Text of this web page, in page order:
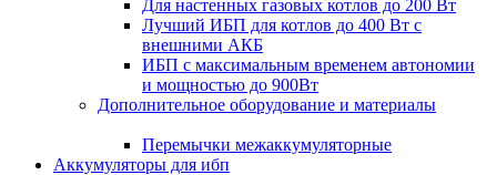
Для настенных газовых котлов до 200 Вт
Лучший ИБП для котлов до 400 Вт с
внешними АКБ
ИБП с максимальным временем автономии
и мощностью до 900Вт
Дополнительное оборудование и материалы
Перемычки межаккумуляторные
Аккумуляторы для ибп